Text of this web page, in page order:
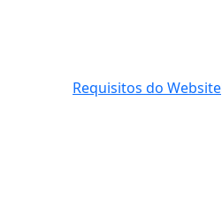
Requisitos do Website